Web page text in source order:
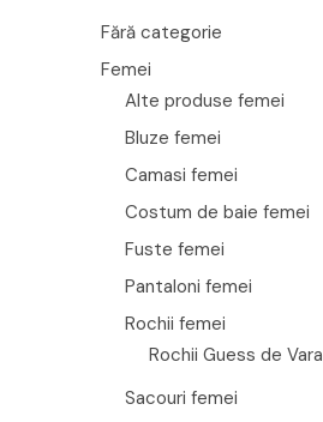
Fără categorie
Femei
Alte produse femei
Bluze femei
Camasi femei
Costum de baie femei
Fuste femei
Pantaloni femei
Rochii femei
Rochii Guess de Vara
Sacouri femei